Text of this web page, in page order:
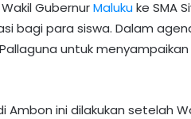
GubernurMalukuke SMA
bagi para siswa. Dalam
untuk
ini dilakukan setelah